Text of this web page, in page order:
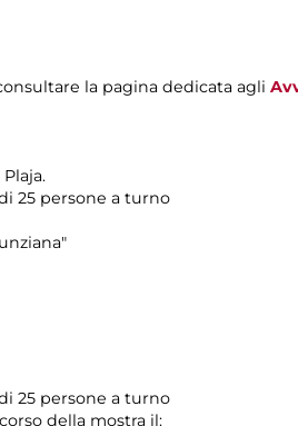
la pagina dedicata agli
25 persone a turno
25 persone a turno
della mostra il: